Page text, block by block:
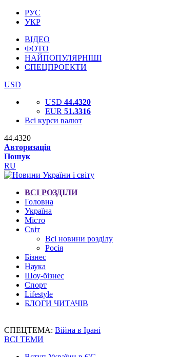
РУС
УКР
ВІДЕО
ФОТО
НАЙПОПУЛЯРНІШІ
СПЕЦПРОЕКТИ
USD
USD 44.4320
EUR 51.3316
Всі курси валют
44.4320
Авторизація
Пошук
RU
ВСІ РОЗДІЛИ
Головна
Україна
Місто
Світ
Всі новини розділу
Росія
Бізнес
Наука
Шоу-бізнес
Спорт
Lifestyle
БЛОГИ ЧИТАЧІВ
СПЕЦТЕМА: Війна в Ірані
ВСІ ТЕМИ